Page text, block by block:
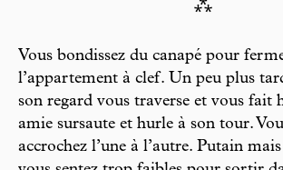
⁂
Vous bondissez du canapé pour
l’appartement à clef. Un peu plus
son regard vous traverse et vous fait
amie sursaute et hurle à son tour.
accrochez l’une à l’autre. Putain